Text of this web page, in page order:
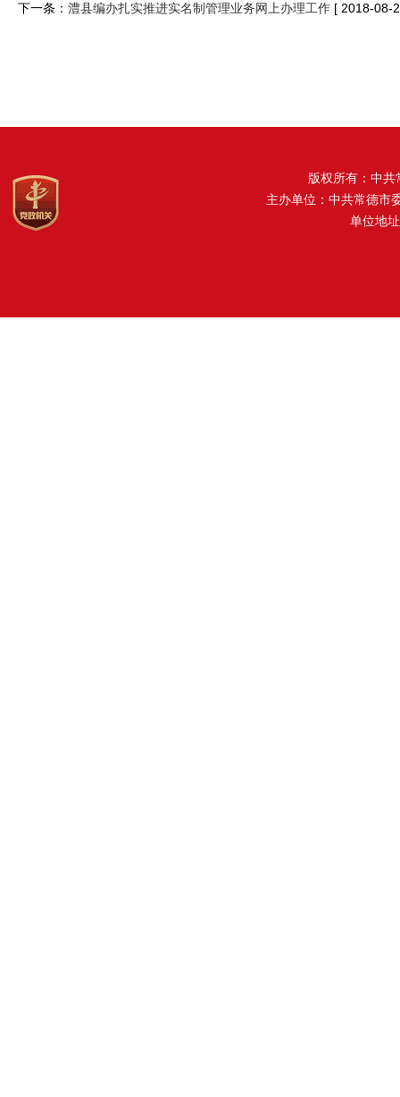
下一条： 澧县编办扎实推进实名制管理业务网上办理工作 [ 2018-08-
版权所有：中
主办单位：中共常德市
单位地